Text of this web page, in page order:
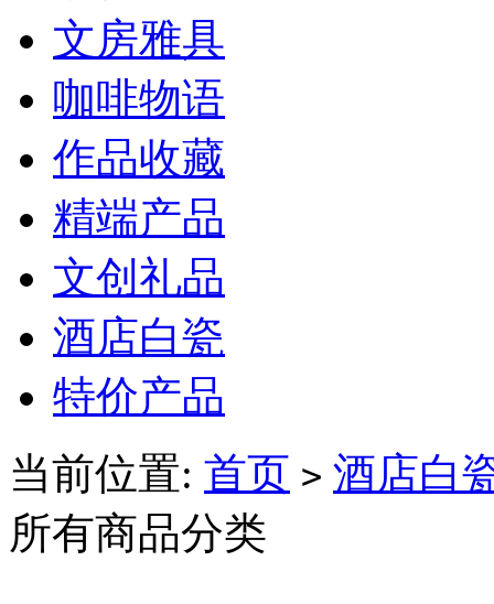
文房雅具
咖啡物语
作品收藏
精端产品
文创礼品
酒店白瓷
特价产品
当前位置: 首页 > 酒店白
所有商品分类